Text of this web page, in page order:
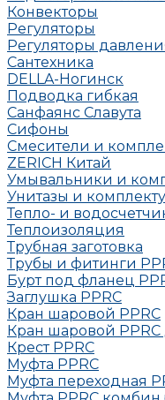
Конвекторы
Регуляторы
Регуляторы
Сантехника
DELLA-Ногинск
Подводка гибкая
Санфаянс Славута
Сифоны
Смесители и
ZERICH Китай
Умывальники и
Унитазы и
Тепло- и
Теплоизоляция
Трубная заготовка
Трубы и фитинги
Бурт под фланец
Заглушка РРRC
Кран шаровой PPRC
Кран шаровой
Крест PPRC
Муфта PPRC
Муфта переходная